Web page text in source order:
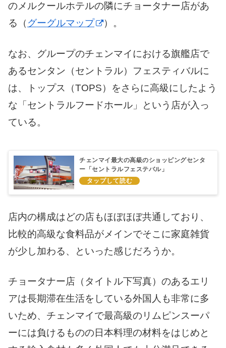
のメルクールホテルの隣にチョータナー店があ
る（ グーグルマップ ）。
なお、グループのチェンマイにおける旗艦店で
あるセンタン（セントラル）フェスティバルに
は、トップス（TOPS）をさらに高級にしたよう
な「セントラルフードホール」という店が入っ
ている。
チェンマイ最大の高級のショッピングセンタ
ー「セントラルフェステバル」
店内の構成はどの店もほぼほぼ共通しており、
比較的高級な食料品がメインでそこに家庭雑貨
が少し加わる、といった感じだろうか。
チョータナー店（タイトル下写真）のあるエリ
アは長期滞在生活をしている外国人も非常に多
いため、チェンマイで最高級のリムピンスーパ
ーには負けるものの日本料理の材料をはじめと